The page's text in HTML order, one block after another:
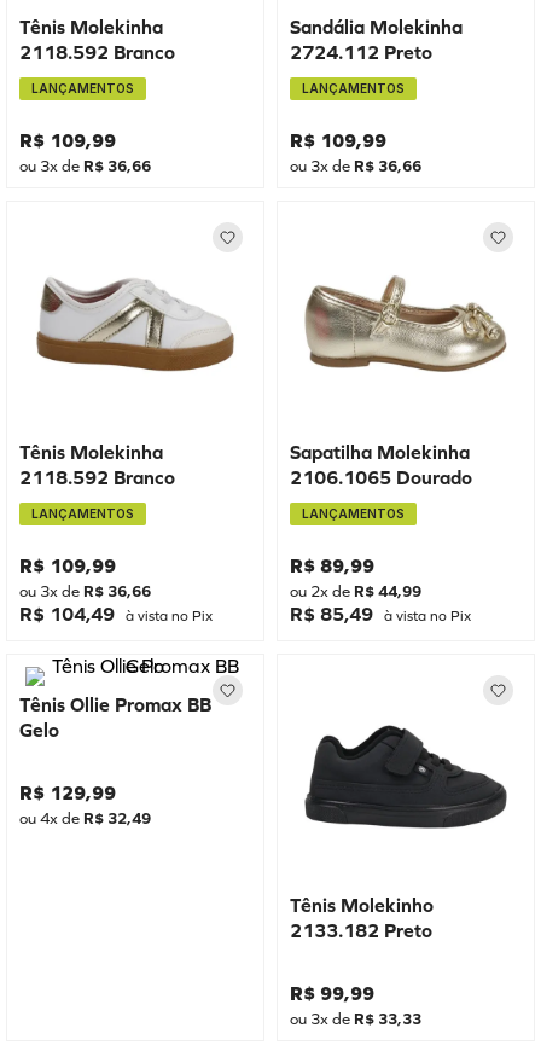
Tênis Molekinha
2118.592 Branco
LANÇAMENTOS
R$ 109,99
ou 3x de R$ 36,66
Sandália Molekinha
2724.112 Preto
LANÇAMENTOS
R$ 109,99
ou 3x de R$ 36,66
Tênis Molekinha
2118.592 Branco
LANÇAMENTOS
R$ 109,99
ou 3x de R$ 36,66
R$ 104,49 à vista no Pix
Sapatilha Molekinha
2106.1065 Dourado
LANÇAMENTOS
R$ 89,99
ou 2x de R$44,99
R$ 85,49 à vista no Pix
Tênis Ollie Promax BB
Gelo
R$ 129,99
ou4x de R$ 32,49
Tênis Molekinho
2133.182 Preto
R$ 99,99
ou 3x de R$ 33,33